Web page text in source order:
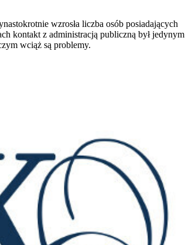
wzrosła liczba osób posiadających
kontakt z administracją publiczną był jedynym
wciąż są problemy.